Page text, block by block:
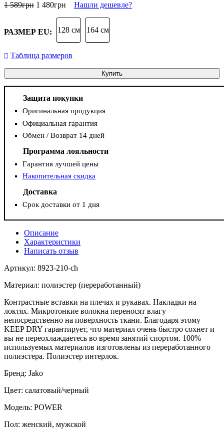
1 589грн 1 480грн Нашли дешевле?
РАЗМЕР EU: 128 см 164 см
Таблица размеров
Купить
Защита покупки
Оригинальная продукция
Официальная гарантия
Обмен / Возврат 14 дней
Программа лояльности
Гарантия лучшей цены
Накопительная скидка
Доставка
Срок доставки от 1 дня
Описание
Характеристики
Написать отзыв
Артикул: 8923-210-ch
Материал: полиэстер (переработанный)
Контрастные вставки на плечах и рукавах. Накладки на
локтях. Микротонкие волокна переносят влагу
непосредственно на поверхность ткани. Благодаря этому
KEEP DRY гарантирует, что материал очень быстро сохнет и
вы не переохлаждаетесь во время занятий спортом. 100%
используемых материалов изготовлены из переработанного
полиэстера. Полиэстер интерлок.
Бренд: Jako
Цвет: салатовый/черный
Модель: POWER
Пол: женский, мужской